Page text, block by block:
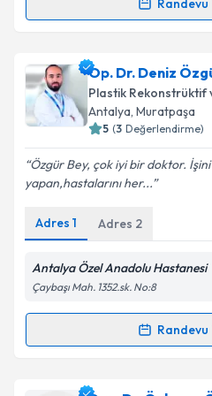
Randevu
Randevu Takvimi
Doç. Dr. Asım Usluiçin
oluşturun. Size bu
takvim hazırlandığında e-
Kişisel verilerimin
Metni'ni okudum ve
kapsamda işlenmesini
Takvim
Op. Dr. Deniz
Plastik Rekonstrüktif
Antalya, Muratpaşa
5 (3 Değerlendirme)
Özgür Bey, çok iyi bir doktor. İşini
yapan,hastalarını her...
Adres 1 Adres 2
Antalya Özel Anadolu Hastanesi
Çaybaşı Mah. 1352.sk. No:8
Randevu
Randevu Takvimi